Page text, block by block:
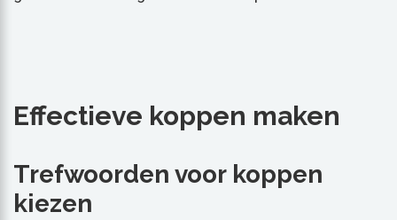
Effectieve koppen maken
Trefwoorden voor koppen
kiezen